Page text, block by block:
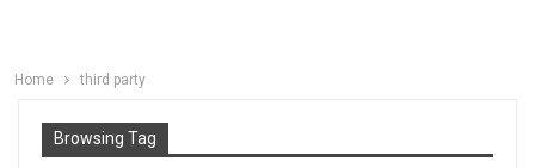
Home third party
Browsing Tag